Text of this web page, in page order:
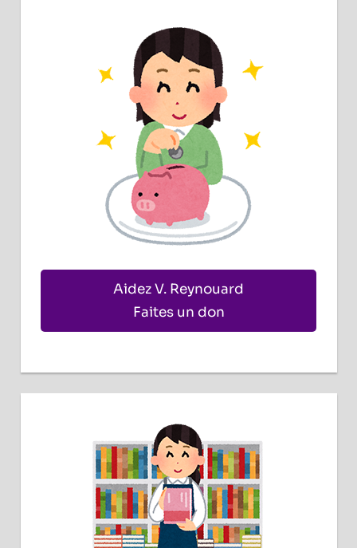
Aidez V. Reynouard
Faites un don